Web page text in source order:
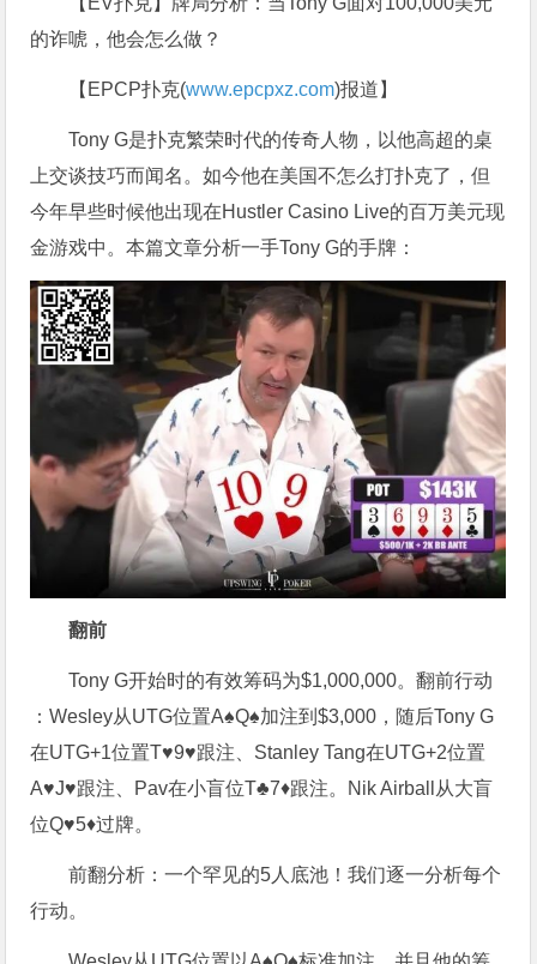
的诈唬，他会怎么做？
【EPCP扑克(www.epcpxz.com)报道】
Tony G是扑克繁荣时代的传奇人物，以他高超的桌
上交谈技巧而闻名。如今他在美国不怎么打扑克了，但
今年早些时候他出现在Hustler Casino Live的百万美元现
金游戏中。本篇文章分析一手Tony G的手牌：
翻前
Tony G开始时的有效筹码为$1,000,000。翻前行动
：Wesley从UTG位置A♠Q♠加注到$3,000，随后Tony G
在UTG+1位置T♥9♥跟注、Stanley Tang在UTG+2位置
A♥J♥跟注、Pav在小盲位T♣7♦跟注。Nik Airball从大盲
位Q♥5♦过牌。
前翻分析：一个罕见的5人底池！我们逐一分析每个
行动。